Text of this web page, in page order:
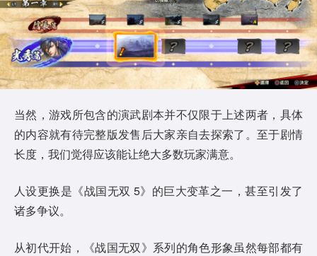
当然，游戏所包含的演武剧本并不仅限于上述两者，具体
的内容就有待完整版发售后大家亲自去探索了。至于剧情
长度，我们觉得应该能让绝大多数玩家满意。
人设更换是《战国无双 5》的巨大变革之一，甚至引发了
诸多争议。
从初代开始，《战国无双》系列的角色形象虽然每部都有